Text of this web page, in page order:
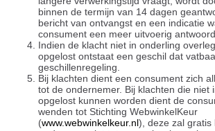
binnen de termijn van 14 dagen
bericht van ontvangst en een indicatie
consument een meer uitvoerig
Indien de klacht niet in onderling
opgelost ontstaat een geschil dat
geschillenregeling.
Bij klachten dient een consument zich
tot de ondernemer. Bij klachten die niet
opgelost kunnen worden dient de
wenden tot Stichting WebwinkelKeur
(www.webwinkelkeur.nl), deze zal gratis